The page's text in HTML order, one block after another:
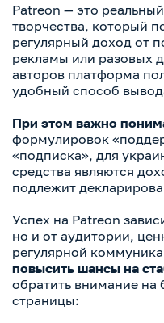
Patreon — это
творчества, который
регулярный доход от
рекламы или разовых
авторов платформа
удобный способ
При этом важно
формулировок
«подписка», для
средства являются
подлежит
Успех на Patreon
но и от аудитории,
регулярной
повысить шансы на
обратить внимание на
страницы: